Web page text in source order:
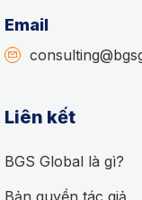
Email
Liên kết
BGS Global là gì?
Bản quyền tác giả